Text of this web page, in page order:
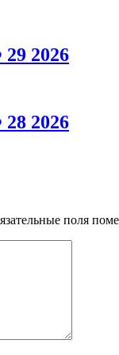
2026
2026
поля